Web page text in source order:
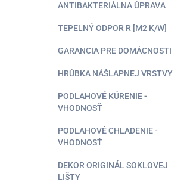
ANTIBAKTERIÁLNA ÚPRAVA
TEPELNÝ ODPOR R [M2 K/W]
GARANCIA PRE DOMÁCNOSTI
HRÚBKA NÁŠLAPNEJ VRSTVY
PODLAHOVÉ KÚRENIE -
VHODNOSŤ
PODLAHOVÉ CHLADENIE -
VHODNOSŤ
DEKOR ORIGINÁL SOKLOVEJ
LIŠTY